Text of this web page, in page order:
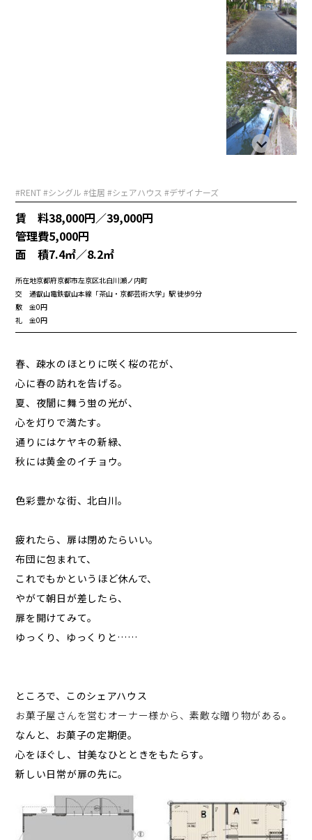
#RENT #シングル #住居 #シェアハウス #デザイナーズ
賃 料38,000円／39,000円
管理費5,000円
面 積7.4㎡／8.2㎡
所在地京都府京都市左京区北白川瀬ノ内町
交 通叡山電鉄叡山本線「茶山・京都芸術大学」駅 徒歩9分
敷 金0円
礼 金0円
春、疎水のほとりに咲く桜の花が、
心に春の訪れを告げる。
夏、夜闇に舞う蛍の光が、
心を灯りで満たす。
通りにはケヤキの新緑、
秋には黄金のイチョウ。
色彩豊かな街、北白川。
疲れたら、扉は閉めたらいい。
布団に包まれて、
これでもかというほど休んで、
やがて朝日が差したら、
扉を開けてみて。
ゆっくり、ゆっくりと……
ところで、このシェアハウス
お菓子屋さんを営むオーナー様から、素敵な贈り物がある。
なんと、お菓子の定期便。
心をほぐし、甘美なひとときをもたらす。
新しい日常が扉の先に。